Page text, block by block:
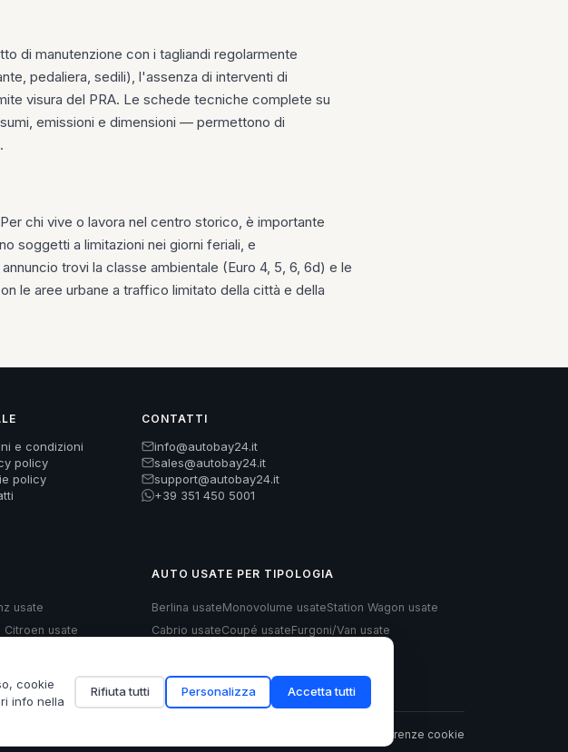
di manutenzione con i tagliandi regolarmente
pedaliera, sedili), l'assenza di interventi di
visura del PRA. Le schede tecniche complete su
emissioni e dimensioni — permettono di
chi vive o lavora nel centro storico, è importante
soggetti a limitazioni nei giorni feriali, e
trovi la classe ambientale (Euro 4, 5, 6, 6d) e le
le aree urbane a traffico limitato della città e della
e condizioni
policy
policy
CONTATTI
info@autobay24.it
sales@autobay24.it
support@autobay24.it
+39 351 450 5001
usate
Citroen usate
Auto Audi usate
AUTO USATE PER TIPOLOGIA
Berlina usateMonovolume usateStation Wagon usate
Cabrio usateCoupé usateFurgoni/Van usate
Preferenze cookie
cookie
info nella
Rifiuta tutti Personalizza Accetta tutti